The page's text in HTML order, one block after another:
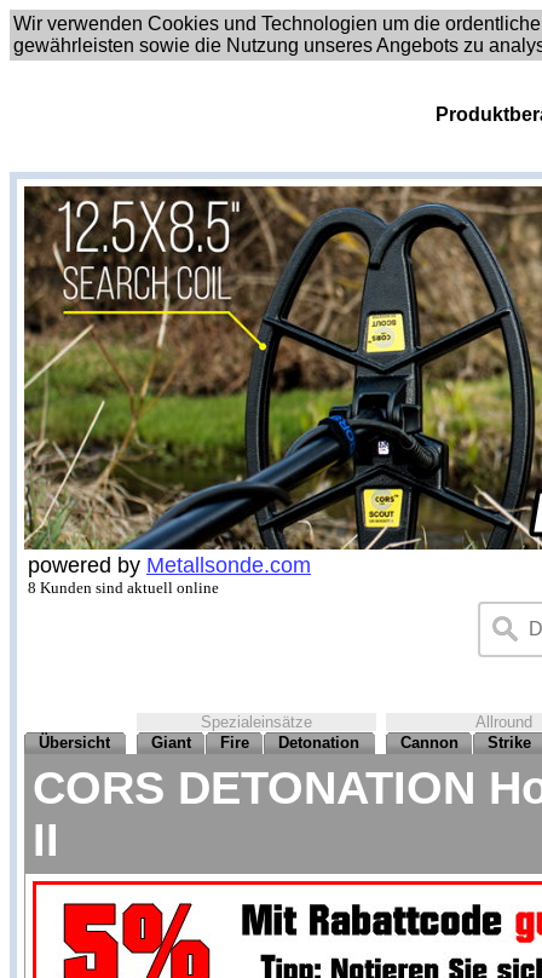
Wir verwenden Cookies und Technologien um die
gewährleisten sowie die Nutzung unseres Angebots zu
powered by Metallsonde.com
8 Kunden sind aktuell online
Spezialeinsätze
Allround
Übersicht
Giant Fire Detonation Cannon Strike
CORS DETONATION
II